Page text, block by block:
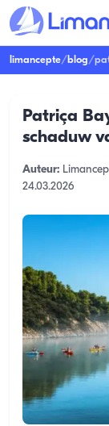
limancepte/blog/
Patriça
schaduw
Auteur:
24.03.2026